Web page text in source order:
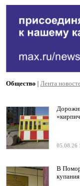
Общество | Лента
05.08.26
В